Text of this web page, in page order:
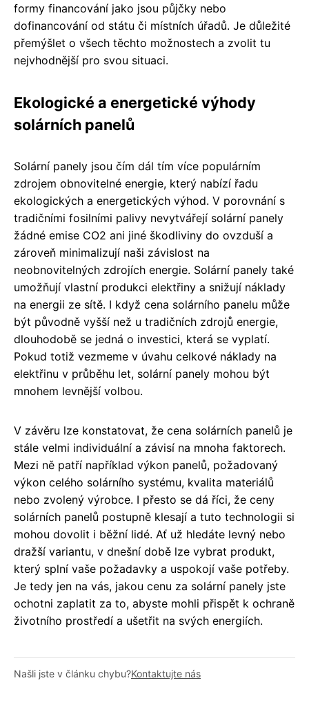
formy financování jako jsou půjčky nebo
dofinancování od státu či místních úřadů. Je důležité
přemýšlet o všech těchto možnostech a zvolit tu
nejvhodnější pro svou situaci.
Ekologické a energetické výhody
solárních panelů
Solární panely jsou čím dál tím více populárním
zdrojem obnovitelné energie, který nabízí řadu
ekologických a energetických výhod. V porovnání s
tradičními fosilními palivy nevytvářejí solární panely
žádné emise CO2 ani jiné škodliviny do ovzduší a
zároveň minimalizují naši závislost na
neobnovitelných zdrojích energie. Solární panely také
umožňují vlastní produkci elektřiny a snižují náklady
na energii ze sítě. I když cena solárního panelu může
být původně vyšší než u tradičních zdrojů energie,
dlouhodobě se jedná o investici, která se vyplatí.
Pokud totiž vezmeme v úvahu celkové náklady na
elektřinu v průběhu let, solární panely mohou být
mnohem levnější volbou.
V závěru lze konstatovat, že cena solárních panelů je
stále velmi individuální a závisí na mnoha faktorech.
Mezi ně patří například výkon panelů, požadovaný
výkon celého solárního systému, kvalita materiálů
nebo zvolený výrobce. I přesto se dá říci, že ceny
solárních panelů postupně klesají a tuto technologii si
mohou dovolit i běžní lidé. Ať už hledáte levný nebo
dražší variantu, v dnešní době lze vybrat produkt,
který splní vaše požadavky a uspokojí vaše potřeby.
Je tedy jen na vás, jakou cenu za solární panely jste
ochotni zaplatit za to, abyste mohli přispět k ochraně
životního prostředí a ušetřit na svých energiích.
Našli jste v článku chybu?Kontaktujte nás